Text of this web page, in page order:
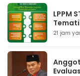
LPPM
21 jam